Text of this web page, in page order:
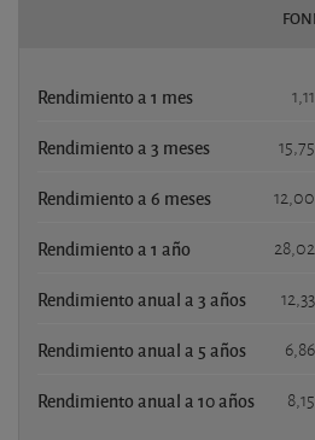
Rendimiento a 1 mes
Rendimiento a 3 meses
Rendimiento a 6 meses
Rendimiento a 1 año
Rendimiento anual a 3 años
Rendimiento anual a 5 años
Rendimiento anual a 10 años